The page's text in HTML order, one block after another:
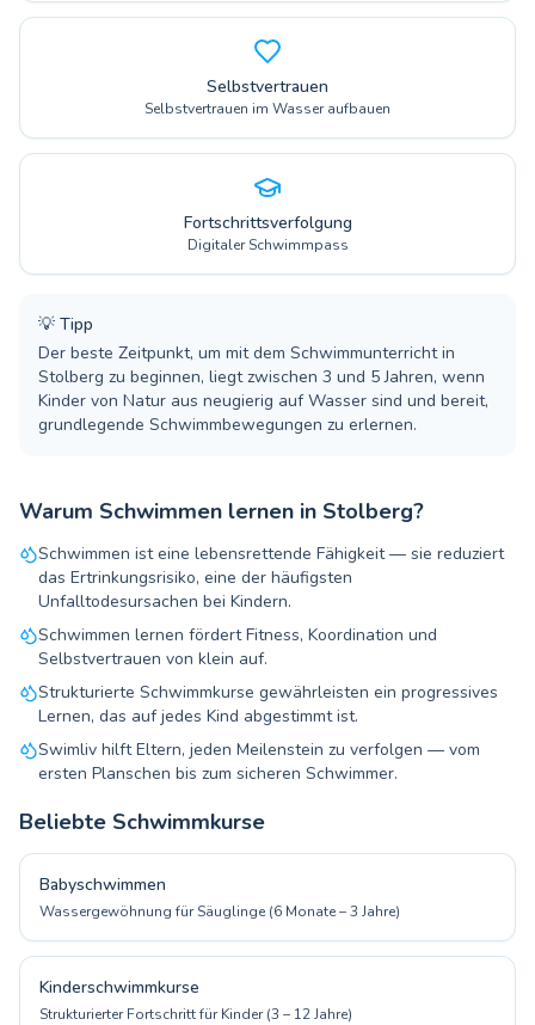
Selbstvertrauen
Selbstvertrauen im Wasser aufbauen
Fortschrittsverfolgung
Digitaler Schwimmpass
💡 Tipp
Der beste Zeitpunkt, um mit dem Schwimmunterricht in
Stolberg zu beginnen, liegt zwischen 3 und 5 Jahren, wenn
Kinder von Natur aus neugierig auf Wasser sind und bereit,
grundlegende Schwimmbewegungen zu erlernen.
Warum Schwimmen lernen in Stolberg?
Schwimmen ist eine lebensrettende Fähigkeit — sie reduziert
das Ertrinkungsrisiko, eine der häufigsten
Unfalltodesursachen bei Kindern.
Schwimmen lernen fördert Fitness, Koordination und
Selbstvertrauen von klein auf.
Strukturierte Schwimmkurse gewährleisten ein progressives
Lernen, das auf jedes Kind abgestimmt ist.
Swimliv hilft Eltern, jeden Meilenstein zu verfolgen — vom
ersten Planschen bis zum sicheren Schwimmer.
Beliebte Schwimmkurse
Babyschwimmen
Wassergewöhnung für Säuglinge (6 Monate – 3 Jahre)
Kinderschwimmkurse
Strukturierter Fortschritt für Kinder (3 – 12 Jahre)